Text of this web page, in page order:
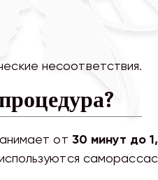
несоответствия.
от 30 минут до